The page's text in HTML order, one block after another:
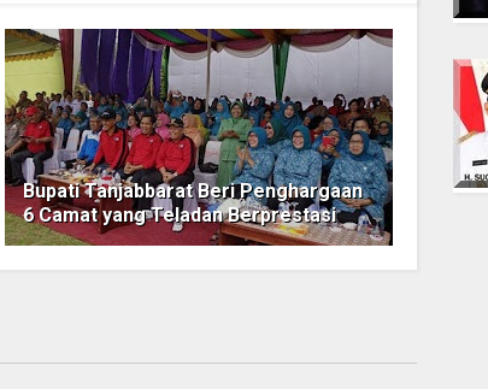
Bupati Tanjabbarat Beri Penghargaan
6 Camat yang Teladan Berprestasi